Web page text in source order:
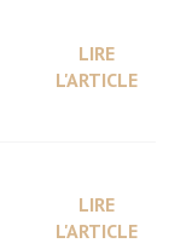
LIRE
L'ARTICLE
LIRE
L'ARTICLE